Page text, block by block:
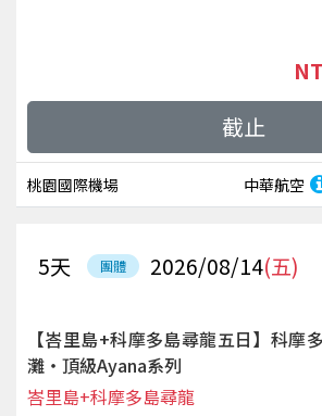
桃園國際機場 中華航空
截止
團體 2026/08/14(五)
5天
【峇里島+科摩多島尋龍五日】科摩
灘‧頂級Ayana系列
峇里島+科摩多島尋龍